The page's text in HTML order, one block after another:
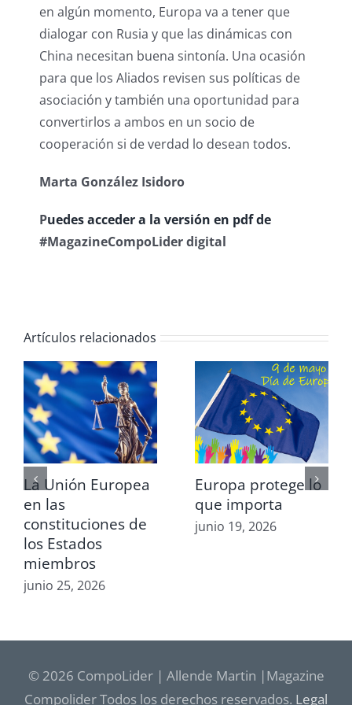
en algún momento, Europa va a tener que
dialogar con Rusia y que las dinámicas con
China necesitan buena sintonía. Una ocasión
para que los Aliados revisen sus políticas de
asociación y también una oportunidad para
convertirlos a ambos en un socio de
cooperación si de verdad lo desean todos.
Marta González Isidoro
Puedes acceder a la versión en pdf de
#MagazineCompoLider digital
Artículos relacionados
La Unión Europea
en las
constituciones de
los Estados
miembros
junio 25, 2026
Europa protege lo
que importa
junio 19, 2026
© 2026 CompoLider | Allende Martin |Magazine
Compolider Todos los derechos reservados. Legal